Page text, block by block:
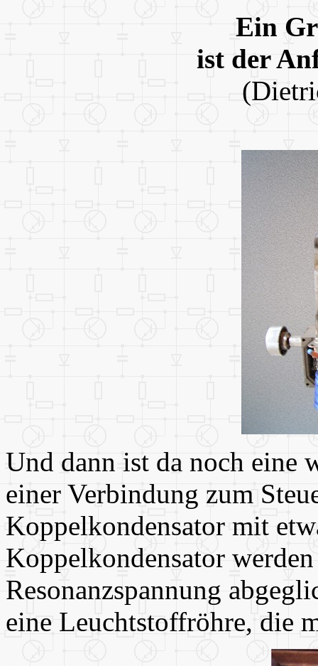
Ein
ist der
Und dann ist da noch eine
einer Verbindung zum
Koppelkondensator mit
Koppelkondensator
Resonanzspannung
eine Leuchtstoffröhre, die